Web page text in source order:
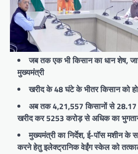
जब तक एक भी किसान का धान शेष,
मुख्यमंत्री
खरीद के 48 घंटे के भीतर किसान को
अब तक 4,21,557 किसानों से 28.17
खरीद कर 5253 करोड़ से अधिक का
मुख्यमंत्री का निर्देश, ई-पॉस मशीन के
करने हेतु इलेक्ट्रानिक वेईंग स्केल को